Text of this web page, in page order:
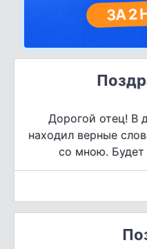
Дорогой отец! В
находил верные
со мною. Будет